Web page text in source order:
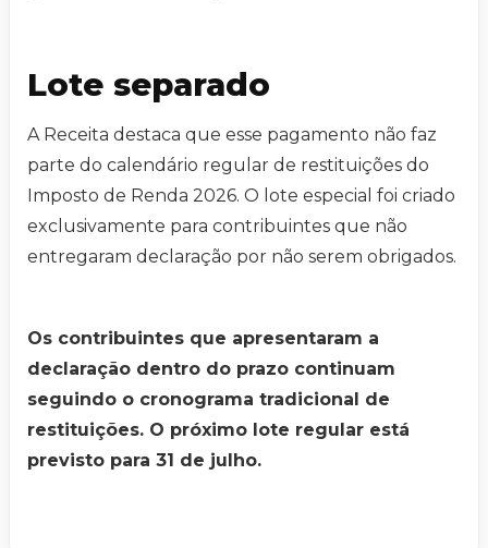
Lote separado
A Receita destaca que esse pagamento não faz
parte do calendário regular de restituições do
Imposto de Renda 2026. O lote especial foi criado
exclusivamente para contribuintes que não
entregaram declaração por não serem obrigados.
Os contribuintes que apresentaram a
declaração dentro do prazo continuam
seguindo o cronograma tradicional de
restituições. O próximo lote regular está
previsto para 31 de julho.